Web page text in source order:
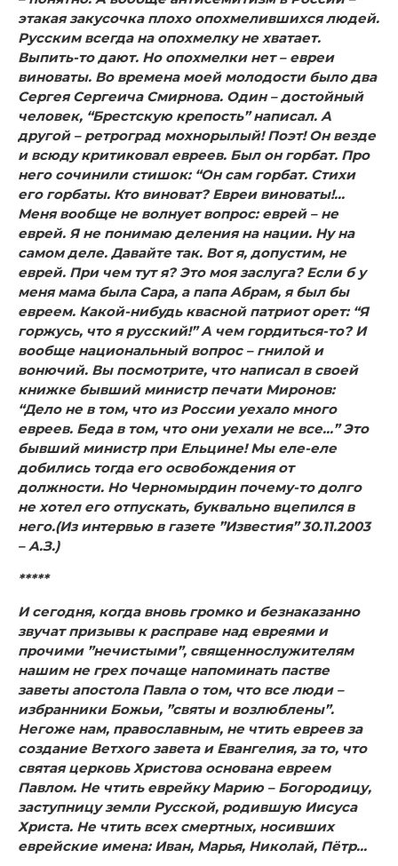
этакая закусочка плохо опохмелившихся людей.
Русским всегда на опохмелку не хватает.
Выпить-то дают. Но опохмелки нет – евреи
виноваты. Во времена моей молодости было два
Сергея Сергеича Смирнова. Один – достойный
человек, “Брестскую крепость” написал. А
другой – ретроград мохнорылый! Поэт! Он везде
и всюду критиковал евреев. Был он горбат. Про
него сочинили стишок: “Он сам горбат. Стихи
его горбаты. Кто виноват? Евреи виноваты!…
Меня вообще не волнует вопрос: еврей – не
еврей. Я не понимаю деления на нации. Ну на
самом деле. Давайте так. Вот я, допустим, не
еврей. При чем тут я? Это моя заслуга? Если б у
меня мама была Сара, а папа Абрам, я был бы
евреем. Какой-нибудь квасной патриот орет: “Я
горжусь, что я русский!” А чем гордиться-то? И
вообще национальный вопрос – гнилой и
вонючий. Вы посмотрите, что написал в своей
книжке бывший министр печати Миронов:
“Дело не в том, что из России уехало много
евреев. Беда в том, что они уехали не все…” Это
бывший министр при Ельцине! Мы еле-еле
добились тогда его освобождения от
должности. Но Черномырдин почему-то долго
не хотел его отпускать, буквально вцепился в
него.(Из интервью в газете ”Известия” 30.11.2003
– А.З.)
*****
И сегодня, когда вновь громко и безнаказанно
звучат призывы к расправе над евреями и
прочими ”нечистыми”, священнослужителям
нашим не грех почаще напоминать пастве
заветы апостола Павла о том, что все люди –
избранники Божьи, ”святы и возлюблены”.
Негоже нам, православным, не чтить евреев за
создание Ветхого завета и Евангелия, за то, что
святая церковь Христова основана евреем
Павлом. Не чтить еврейку Марию – Богородицу,
заступницу земли Русской, родившую Иисуса
Христа. Не чтить всех смертных, носивших
еврейские имена: Иван, Марья, Николай, Пётр…